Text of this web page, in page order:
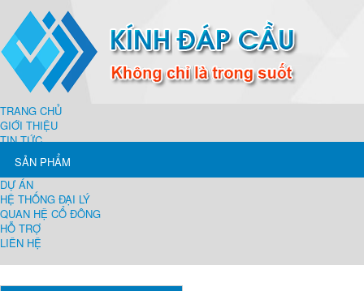
TRANG CHỦ
GIỚI THIỆU
TIN TỨC
SẢN PHẨM
DỰ ÁN
HỆ THỐNG ĐẠI LÝ
QUAN HỆ CỔ ĐÔNG
HỖ TRỢ
LIÊN HỆ